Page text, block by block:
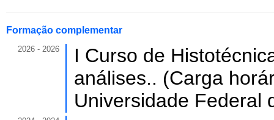
Formação complementar
2026 - 2026
I Curso de
análises.. (Carga
Universidade Federal